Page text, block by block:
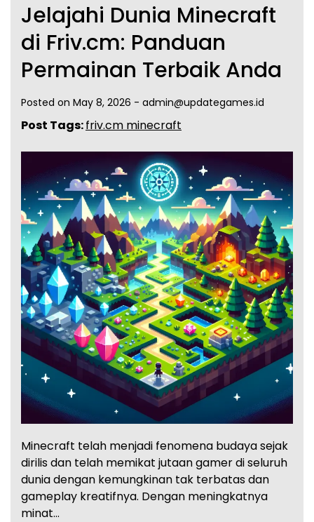
Jelajahi Dunia Minecraft
di Friv.cm: Panduan
Permainan Terbaik Anda
Posted on May 8, 2026 - admin@updategames.id
Post Tags:friv.cm minecraft
Minecraft telah menjadi fenomena budaya sejak
dirilis dan telah memikat jutaan gamer di seluruh
dunia dengan kemungkinan tak terbatas dan
gameplay kreatifnya. Dengan meningkatnya
minat…